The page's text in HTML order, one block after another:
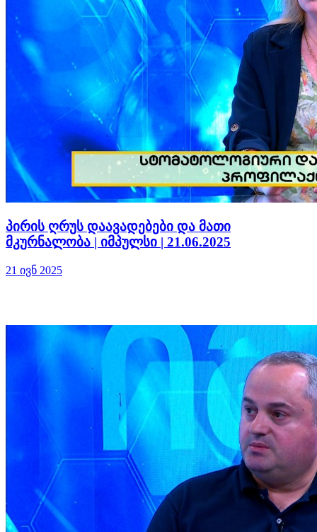
პირის ღრუს დაავადებები და მათი
მკურნალობა | იმპულსი | 21.06.2025
21 ივნ 2025